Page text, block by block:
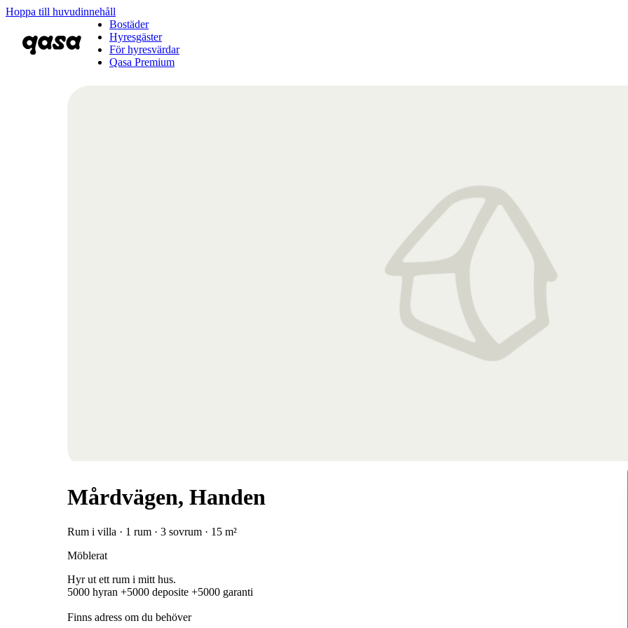
Hoppa till huvudinnehåll
Bostäder
Hyresgäster
För hyresvärdar
Qasa Premium
Mårdvägen, Handen
Rum i villa · 1 rum · 3 sovrum · 15 m²
Möblerat
Hyr ut ett rum i mitt hus.
5000 hyran +5000 deposite +5000 garanti
Finns adress om du behöver